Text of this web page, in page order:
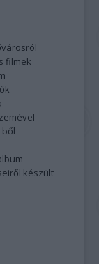
filmek
ből
készült